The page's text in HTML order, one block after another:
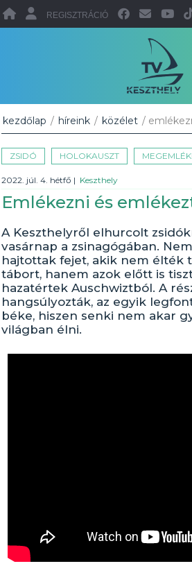
REGISZTRÁCIÓ
kezdőlap / híreink / közélet /
ZSIDÓ HOLOKAUSZT
2022. júl. 4. hétfő | Keszthely
Emlékezni és
A Keszthelyről elhurcolt
vasárnap a zsinagógában.
hajtottak fejet, akik nem élték
tábort, hanem azok előtt is
hazatértek Auschwiztból. A
hangsúlyozták, az egyik
béke, hiszen senki nem akar
világban élni.